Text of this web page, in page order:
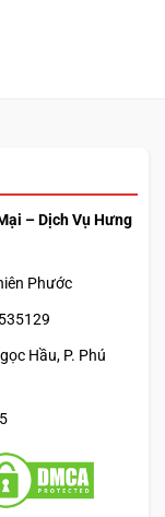
– Dịch Vụ Hưng
Phước
Hầu, P. Phú